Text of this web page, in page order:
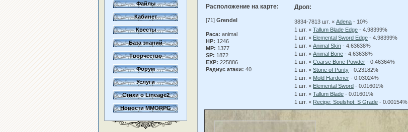
Файлы
Кабинет
Квесты
База знаний
Творчество
Форум
Услуги
Стихи о Lineage2
Новости MMORPG
Расположение на карте:
[71] Grendel
Раса: animal
HP: 1246
MP: 1377
SP: 1872
EXP: 225886
Радиус атаки: 40
Дроп:
3834-7813 шт. × Adena - 10%
1 шт. × Tallum Blade Edge - 4.98399%
1 шт. × Elemental Sword Edge - 4.98399%
1 шт. × Animal Skin - 4.63638%
1 шт. × Animal Bone - 4.63638%
1 шт. × Coarse Bone Powder - 0.46364%
1 шт. × Stone of Purity - 0.23182%
1 шт. × Mold Hardener - 0.03024%
1 шт. × Elemental Sword - 0.01601%
1 шт. × Tallum Blade - 0.01601%
1 шт. × Recipe: Soulshot: S Grade - 0.00154%